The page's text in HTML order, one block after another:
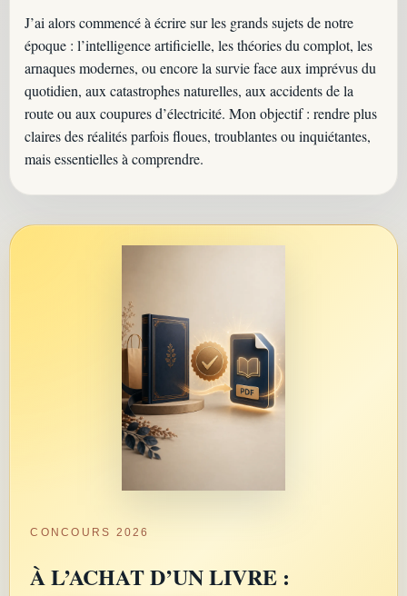
J’ai alors commencé à écrire sur les grands sujets de notre
époque : l’intelligence artificielle, les théories du complot, les
arnaques modernes, ou encore la survie face aux imprévus du
quotidien, aux catastrophes naturelles, aux accidents de la
route ou aux coupures d’électricité. Mon objectif : rendre plus
claires des réalités parfois floues, troublantes ou inquiétantes,
mais essentielles à comprendre.
CONCOURS 2026
À L’ACHAT D’UN LIVRE :